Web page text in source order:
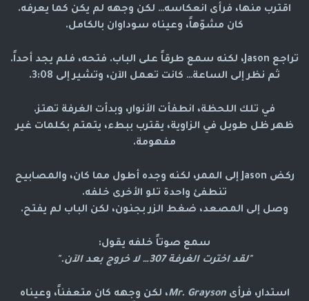
اقترب منها، فرأى انعكاسه… لكن وجهه لم يكن كما يعرفه.
كان مشوّهاً، وعيناه سوداوان بالكامل.
تراجع Jason، لكنه سمع طرقاً على الباب. فتحه، فلم يجد أحداً.
ثم نظر إلى الساعة… كانت تعمل الآن، وتشير إلى 3:08.
في تلك اللحظة، انطفأت الأنوار، وبدأت الغرفة تهتز.
ظهر ظل طويل في الزاوية، يقترب ببطء، يتمتم بكلمات غير
مفهومة.
ركض Jason إلى الممر، لكنه وجده أطول مما كان، والمصابيح
تنطفئ واحدة تلو الأخرى خلفه.
وصل إلى المصعد، ضغط الزر بجنون، لكن الباب لم يفتح.
سمع صوتاً خلفه يقول:
"لقد اخترت الغرفة 307… لا خروج بعد الآن."
استدار، فرأىMr. Grayson، لكن وجهه كان متعفناً، وعيناه